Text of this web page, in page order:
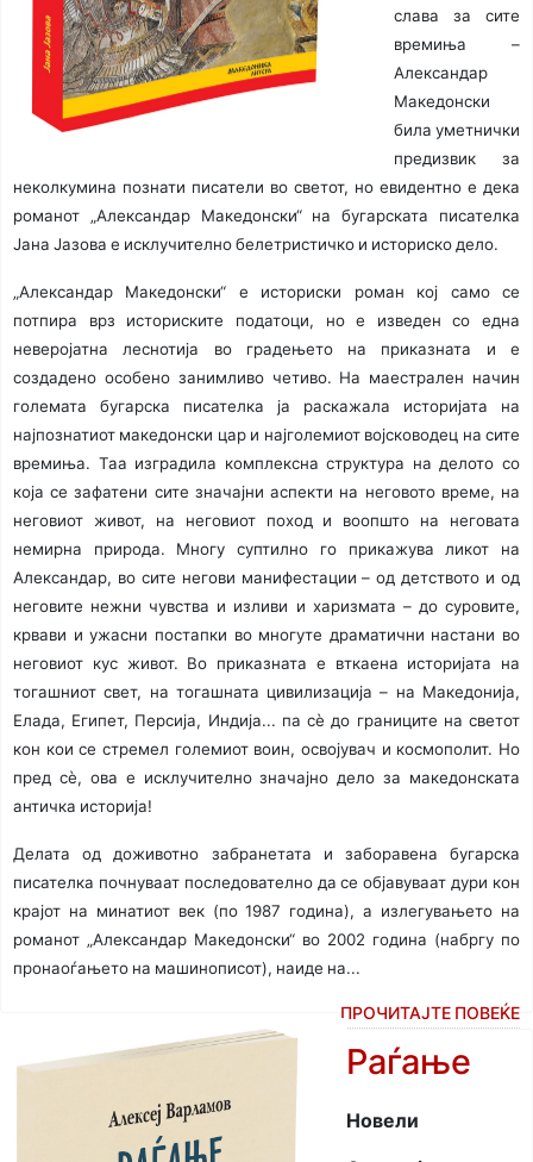
слава за сите
времиња –
Александар
Македонски
била уметнички
предизвик за
неколкумина познати писатели во светот, но евидентно е дека
романот „Александар Македонски“ на бугарската писателка
Јана Јазова е исклучително белетристичко и историско дело.
„Александар Македонски“ е историски роман кој само се
потпира врз историските податоци, но е изведен со една
неверојатна леснотија во градењето на приказната и е
создадено особено занимливо четиво. На маестрален начин
големата бугарска писателка ја раскажала историјата на
најпознатиот македонски цар и најголемиот војсководец на сите
времиња. Таа изградила комплексна структура на делото со
која се зафатени сите значајни аспекти на неговото време, на
неговиот живот, на неговиот поход и воопшто на неговата
немирна природа. Многу суптилно го прикажува ликот на
Александар, во сите негови манифестации – од детството и од
неговите нежни чувства и изливи и харизмата – до суровите,
крвави и ужасни постапки во многуте драматични настани во
неговиот кус живот. Во приказната е вткаена историјата на
тогашниот свет, на тогашната цивилизација – на Македонија,
Елада, Египет, Персија, Индија... па сè до границите на светот
кон кои се стремел големиот воин, освојувач и космополит. Но
пред сè, ова е исклучително значајно дело за македонската
античка историја!
Делата од доживотно забранетата и заборавена бугарска
писателка почнуваат последователно да се објавуваат дури кон
крајот на минатиот век (по 1987 година), а излегувањето на
романот „Александар Македонски“ во 2002 година (набргу по
пронаоѓањето на машинописот), наиде на...
ПРОЧИТАЈТЕ ПОВЕЌЕ
Раѓање
Новели